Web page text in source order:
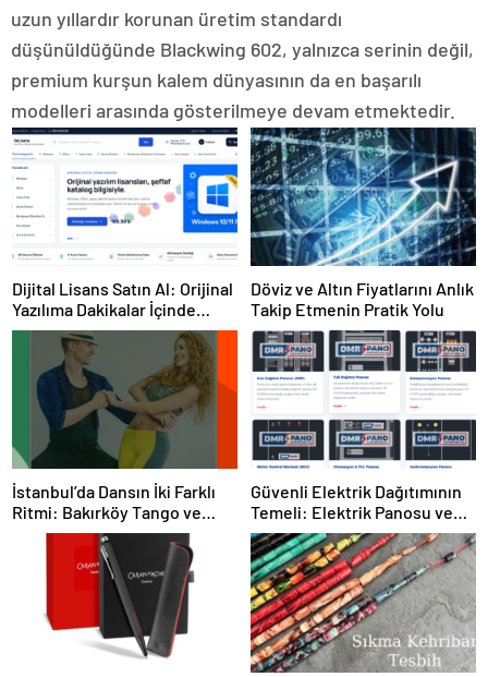
uzun yıllardır korunan üretim standardı
düşünüldüğünde Blackwing 602, yalnızca serinin değil,
premium kurşun kalem dünyasının da en başarılı
modelleri arasında gösterilmeye devam etmektedir.
Dijital Lisans Satın Al: Orijinal
Yazılıma Dakikalar İçinde
Sahip Olun
Döviz ve Altın Fiyatlarını Anlık
Takip Etmenin Pratik Yolu
İstanbul’da Dansın İki Farklı
Ritmi: Bakırköy Tango ve
Kadıköy Salsa Kursları
Güvenli Elektrik Dağıtımının
Temeli: Elektrik Panosu ve
Şantiye Panosu Rehberi